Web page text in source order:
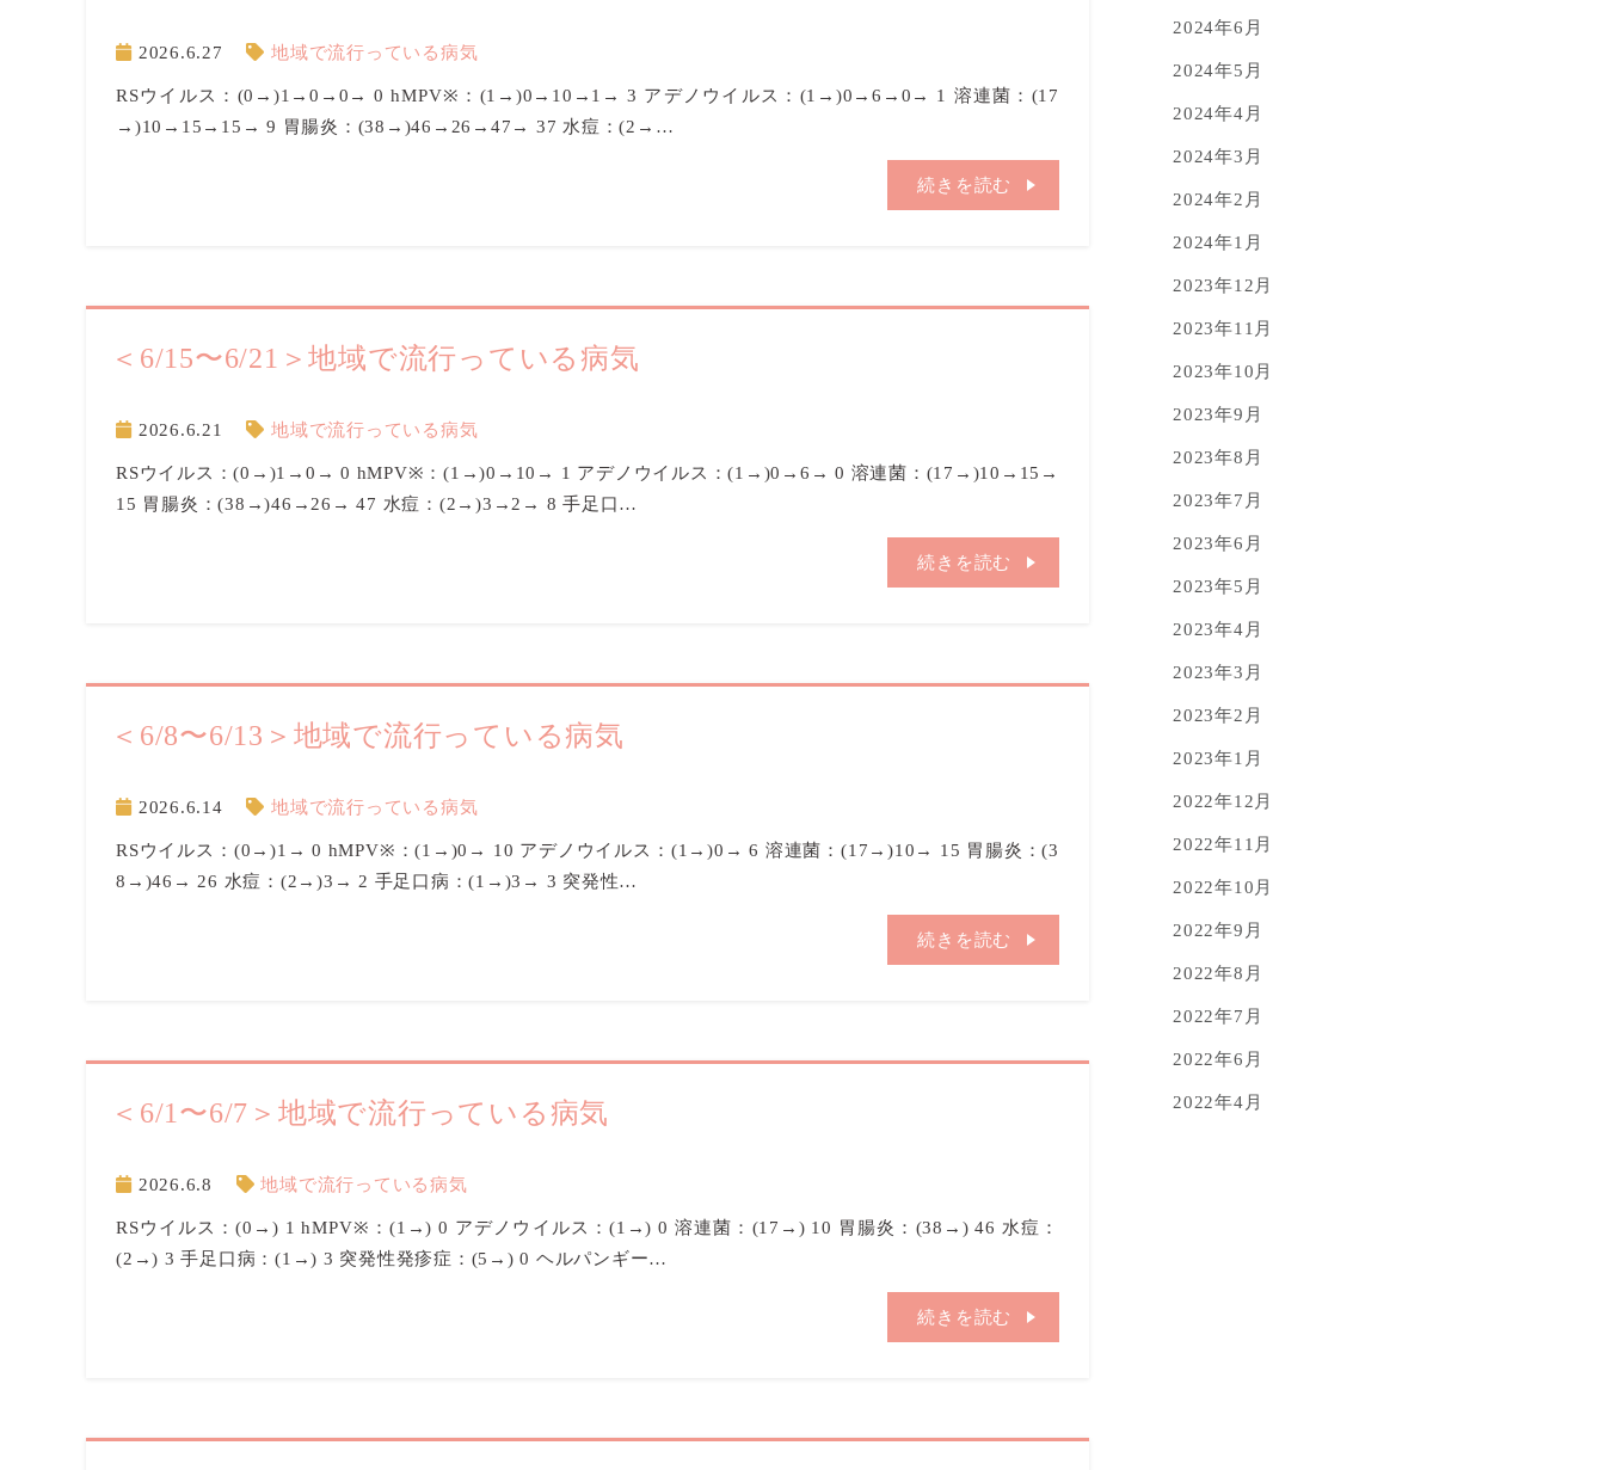
2026.6.27 地域で流行っている病気
RSウイルス：(0→)1→0→0→ 0 hMPV※：(1→)0→10→1→ 3 アデノウイルス：(1→)0→6→0→ 1 溶連菌：(17
→)10→15→15→ 9 胃腸炎：(38→)46→26→47→ 37 水痘：(2→…
続きを読む
＜6/15〜6/21＞地域で流行っている病気
2026.6.21 地域で流行っている病気
RSウイルス：(0→)1→0→ 0 hMPV※：(1→)0→10→ 1 アデノウイルス：(1→)0→6→ 0 溶連菌：(17→)10→15→
15 胃腸炎：(38→)46→26→ 47 水痘：(2→)3→2→ 8 手足口…
続きを読む
＜6/8〜6/13＞地域で流行っている病気
2026.6.14 地域で流行っている病気
RSウイルス：(0→)1→ 0 hMPV※：(1→)0→ 10 アデノウイルス：(1→)0→ 6 溶連菌：(17→)10→ 15 胃腸炎：(3
8→)46→ 26 水痘：(2→)3→ 2 手足口病：(1→)3→ 3 突発性…
続きを読む
＜6/1〜6/7＞地域で流行っている病気
2026.6.8 地域で流行っている病気
RSウイルス：(0→) 1 hMPV※：(1→) 0 アデノウイルス：(1→) 0 溶連菌：(17→) 10 胃腸炎：(38→) 46 水痘：
(2→) 3 手足口病：(1→) 3 突発性発疹症：(5→) 0 ヘルパンギー…
続きを読む
2024年6月
2024年5月
2024年4月
2024年3月
2024年2月
2024年1月
2023年12月
2023年11月
2023年10月
2023年9月
2023年8月
2023年7月
2023年6月
2023年5月
2023年4月
2023年3月
2023年2月
2023年1月
2022年12月
2022年11月
2022年10月
2022年9月
2022年8月
2022年7月
2022年6月
2022年4月